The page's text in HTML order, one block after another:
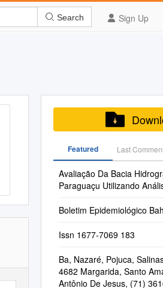
Sign Up
Search
Featured Last
Avaliação Da Bacia
Paraguaçu Utilizando
Boletim Epidemiológico
Issn 1677-7069 183
Ba, Nazaré, Pojuca,
4682 Margarida, Santo
Antônio De Jesus, (71)